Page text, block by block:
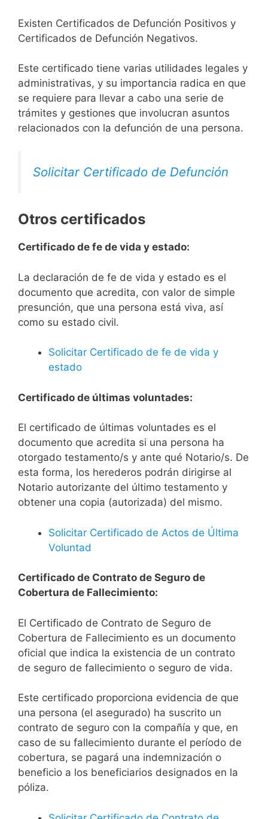
Existen Certificados de Defunción Positivos y
Certificados de Defunción Negativos.
Este certificado tiene varias utilidades legales y
administrativas, y su importancia radica en que
se requiere para llevar a cabo una serie de
trámites y gestiones que involucran asuntos
relacionados con la defunción de una persona.
Solicitar Certificado de Defunción
Otros certificados
Certificado de fe de vida y estado:
La declaración de fe de vida y estado es el
documento que acredita, con valor de simple
presunción, que una persona está viva, así
como su estado civil.
Solicitar Certificado de fe de vida y
estado
Certificado de últimas voluntades:
El certificado de últimas voluntades es el
documento que acredita si una persona ha
otorgado testamento/s y ante qué Notario/s. De
esta forma, los herederos podrán dirigirse al
Notario autorizante del último testamento y
obtener una copia (autorizada) del mismo.
Solicitar Certificado de Actos de Última
Voluntad
Certificado de Contrato de Seguro de
Cobertura de Fallecimiento:
El Certificado de Contrato de Seguro de
Cobertura de Fallecimiento es un documento
oficial que indica la existencia de un contrato
de seguro de fallecimiento o seguro de vida.
Este certificado proporciona evidencia de que
una persona (el asegurado) ha suscrito un
contrato de seguro con la compañía y que, en
caso de su fallecimiento durante el período de
cobertura, se pagará una indemnización o
beneficio a los beneficiarios designados en la
póliza.